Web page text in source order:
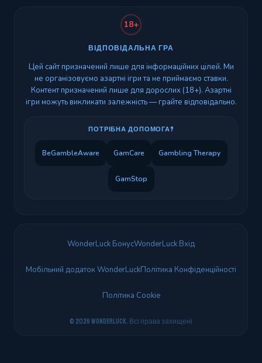
18+
ВІДПОВІДАЛЬНА ГРА
Цей сайт призначений лише для інформаційних цілей. Ми
не організовуємо азартні ігри та не приймаємо ставки.
Контент призначений лише для дорослих (18+). Азартні
ігри можуть викликати залежність — грайте відповідально.
ПОТРІБНА ДОПОМОГА?
BeGambleAware GamCare Gambling Therapy
GamStop
WonderLuck БонусWonderLuck Вхід
Мобільний додаток WonderLuckПолітика Конфіденційності
Політика Cookie
© 2026 WonderLuck. Всі права захищені